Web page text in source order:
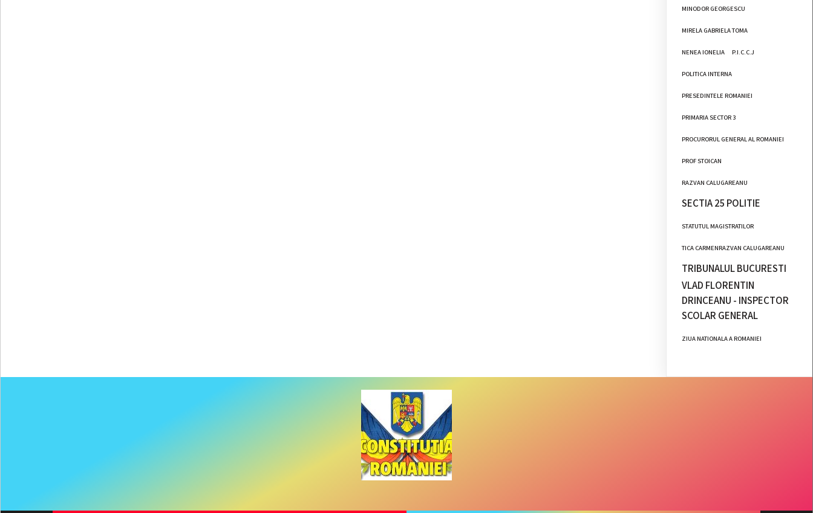
MINODOR GEORGESCU
MIRELA GABRIELA TOMA
NENEA IONELIA P.I.C.C.J
POLITICA INTERNA
PRESEDINTELE ROMANIEI
PRIMARIA SECTOR 3
PROCURORUL GENERAL AL ROMANIEI
PROF STOICAN
RAZVAN CALUGAREANU
SECTIA 25 POLITIE
STATUTUL MAGISTRATILOR
TICA CARMENRAZVAN CALUGAREANU
TRIBUNALUL BUCURESTI
VLAD FLORENTIN
DRINCEANU - INSPECTOR
SCOLAR GENERAL
ZIUA NATIONALA A ROMANIEI